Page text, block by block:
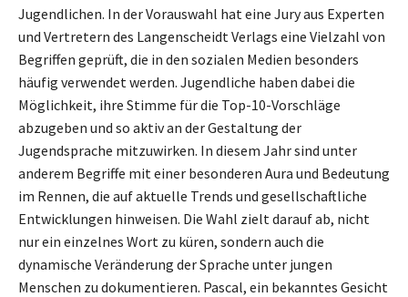
Jugendlichen. In der Vorauswahl hat eine Jury aus Experten
und Vertretern des Langenscheidt Verlags eine Vielzahl von
Begriffen geprüft, die in den sozialen Medien besonders
häufig verwendet werden. Jugendliche haben dabei die
Möglichkeit, ihre Stimme für die Top-10-Vorschläge
abzugeben und so aktiv an der Gestaltung der
Jugendsprache mitzuwirken. In diesem Jahr sind unter
anderem Begriffe mit einer besonderen Aura und Bedeutung
im Rennen, die auf aktuelle Trends und gesellschaftliche
Entwicklungen hinweisen. Die Wahl zielt darauf ab, nicht
nur ein einzelnes Wort zu küren, sondern auch die
dynamische Veränderung der Sprache unter jungen
Menschen zu dokumentieren. Pascal, ein bekanntes Gesicht